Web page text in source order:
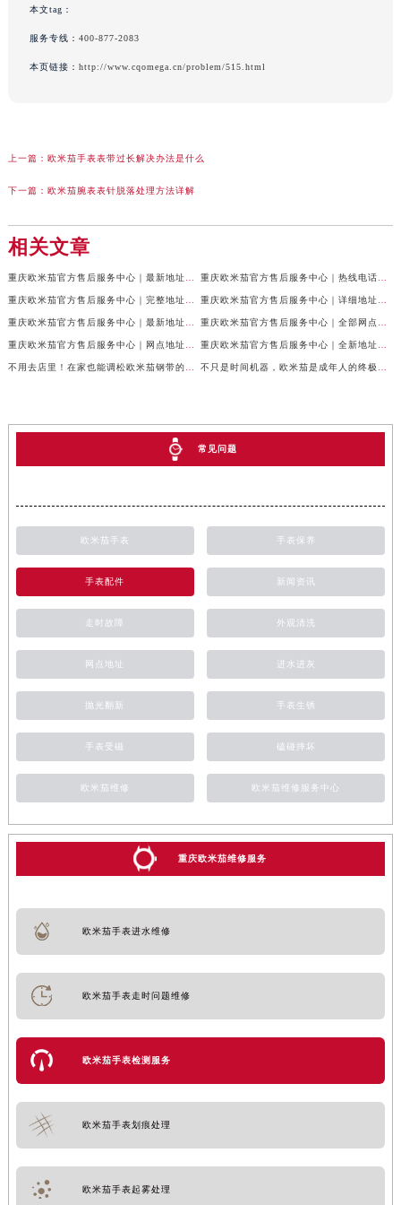
本文tag：
服务专线： 400-877-2083
本页链接： http://www.cqomega.cn/problem/515.html
上一篇： 欧米茄手表表带过长解决办法是什么
下一篇： 欧米茄腕表表针脱落处理方法详解
相关文章
常见问题
欧米茄手表 手表保养
手表配件 新闻资讯
走时故障 外观清洗
网点地址 进水进灰
抛光翻新 手表生锈
手表受磁 磕碰摔坏
欧米茄维修 欧米茄维修服务中心
重庆欧米茄维修服务
欧米茄手表进水维修
欧米茄手表走时问题维修
欧米茄手表检测服务
欧米茄手表划痕处理
欧米茄手表起雾处理